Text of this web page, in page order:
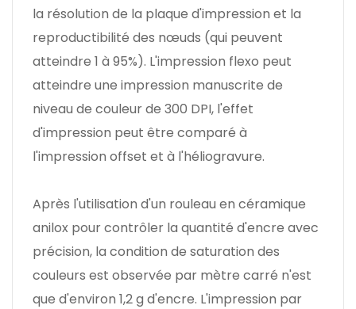
la résolution de la plaque d'impression et la
reproductibilité des nœuds (qui peuvent
atteindre 1 à 95%). L'impression flexo peut
atteindre une impression manuscrite de
niveau de couleur de 300 DPI, l'effet
d'impression peut être comparé à
l'impression offset et à l'héliogravure.
Après l'utilisation d'un rouleau en céramique
anilox pour contrôler la quantité d'encre avec
précision, la condition de saturation des
couleurs est observée par mètre carré n'est
que d'environ 1,2 g d'encre. L'impression par